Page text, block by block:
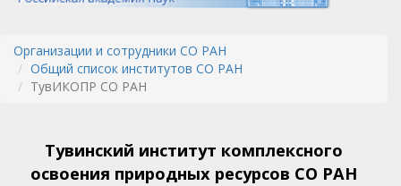
Организации и сотрудники СО РАН
Общий список институтов СО РАН
ТувИКОПР СО РАН
Тувинский институт комплексного
освоения природных ресурсов СО РАН